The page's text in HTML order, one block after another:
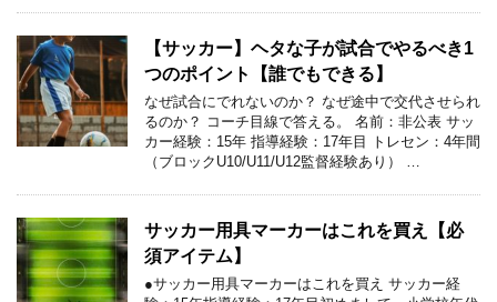
【サッカー】ヘタな子が試合でやるべき1
つのポイント【誰でもできる】
なぜ試合にでれないのか？ なぜ途中で交代させられ
るのか？ コーチ目線で答える。 名前：非公表 サッ
カー経験：15年 指導経験：17年目 トレセン：4年間
（ブロックU10/U11/U12監督経験あり） …
サッカー用具マーカーはこれを買え【必
須アイテム】
●サッカー用具マーカーはこれを買え サッカー経